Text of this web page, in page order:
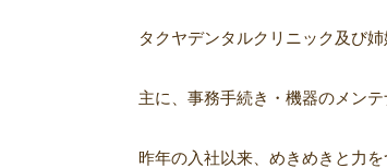
タクヤデンタルクリニック及び
主に、事務手続き・機器のメン
昨年の入社以来、めきめきと力